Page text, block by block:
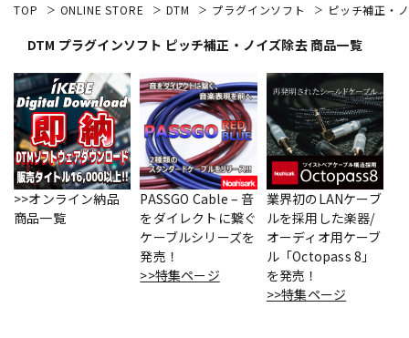
エレキギター アコギ/エレアコ
ベース ウクレレ
パーカッション
TOP ONLINE STORE DTM プラグインソフト ピッチ補正・
DTM プラグインソフト ピッチ補正・ノイズ除去 商品一覧
>>オンライン納品
商品一覧
PASSGO Cable – 音
をダイレクトに繋ぐ
ケーブルシリーズを
発売！
>>特集ページ
業界初のLANケーブ
ルを採用した楽器/
オーディオ用ケーブ
ル「Octopass 8」
を発売！
>>特集ページ